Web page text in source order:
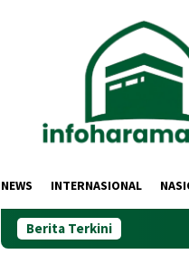
NEWS INTERNASIONAL
Berita Terkini